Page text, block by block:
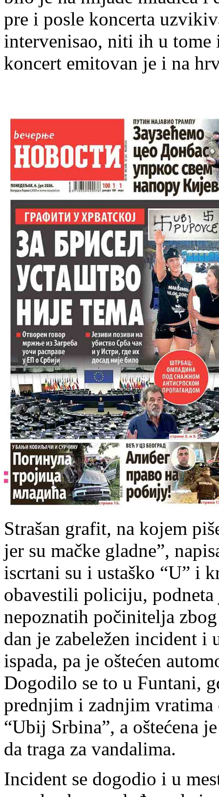
pre i posle koncerta
intervenisao, niti ih u tome
koncert emitovan je i na
Strašan grafit, na kojem
jer su mačke gladne”,
iscrtani su i ustaško “U” i
obavestili policiju,
nepoznatih počinitelja
dan je zabeležen incident
ispada, pa je oštećen
Dogodilo se to u Funtani,
prednjim i zadnjim vratima
“Ubij Srbina”, a oštećena
da traga za vandalima.
Incident se dogodio i u